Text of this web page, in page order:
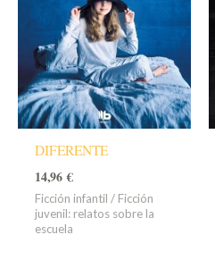
DIFERENTE
14,96€
Ficción infantil / Ficción
juvenil: relatos sobre la
escuela